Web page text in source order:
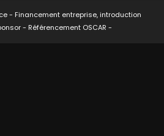
- Financement entreprise, introduction
- Référencement OSCAR -